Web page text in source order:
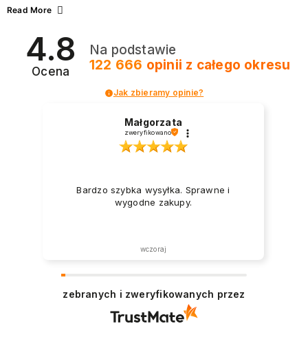
zarówno energetycznych odcieni inspirowanych wakacjami, jak
2026? Znajdź inspirację dla swojego manicure!
Read More
4.8
Ocena
Na podstawie
122 666 opinii z całego okresu
Jak zbieramy opinie?
Małgorzata
zweryfikowano
Bardzo szybka wysyłka. Sprawne i
wygodne zakupy.
wczoraj
zebranych i zweryfikowanych przez